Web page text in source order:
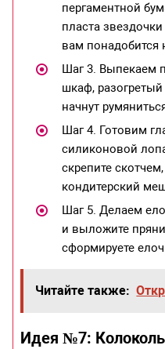
пергаментной
пласта
вам понадобится
Шаг 3. Выпекаем
шкаф,
начнут
Шаг 4. Готовим
силиконовой
скрепите
кондитерский
Шаг 5. Делаем
и выложите
сформируете
Читайте также:
Идея №7: